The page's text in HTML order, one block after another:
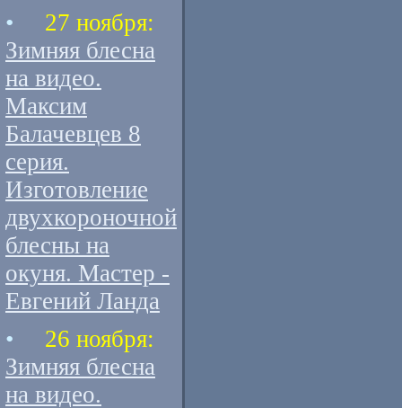
• 27 ноября:
Зимняя блесна
на видео.
Максим
Балачевцев 8
серия.
Изготовление
двухкороночной
блесны на
окуня. Мастер -
Евгений Ланда
• 26 ноября:
Зимняя блесна
на видео.